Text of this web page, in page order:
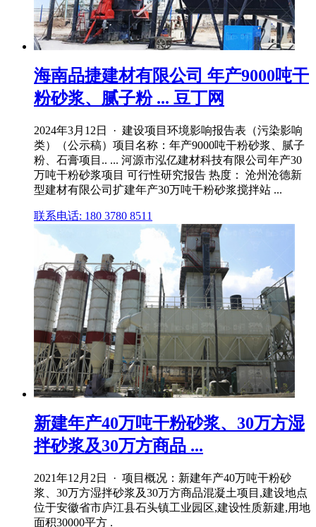
海南品捷建材有限公司 年产9000吨干
粉砂浆、腻子粉 ... 豆丁网
2024年3月12日 · 建设项目环境影响报告表（污染影响
类）（公示稿）项目名称：年产9000吨干粉砂浆、腻子
粉、石膏项目.. ... 河源市泓亿建材科技有限公司年产30
万吨干粉砂浆项目 可行性研究报告 热度： 沧州沧德新
型建材有限公司扩建年产30万吨干粉砂浆搅拌站 ...
联系电话: 180 3780 8511
新建年产40万吨干粉砂浆、30万方湿
拌砂浆及30万方商品 ...
2021年12月2日 · 项目概况：新建年产40万吨干粉砂
浆、30万方湿拌砂浆及30万方商品混凝土项目,建设地点
位于安徽省市庐江县石头镇工业园区,建设性质新建,用地
面积30000平方 .